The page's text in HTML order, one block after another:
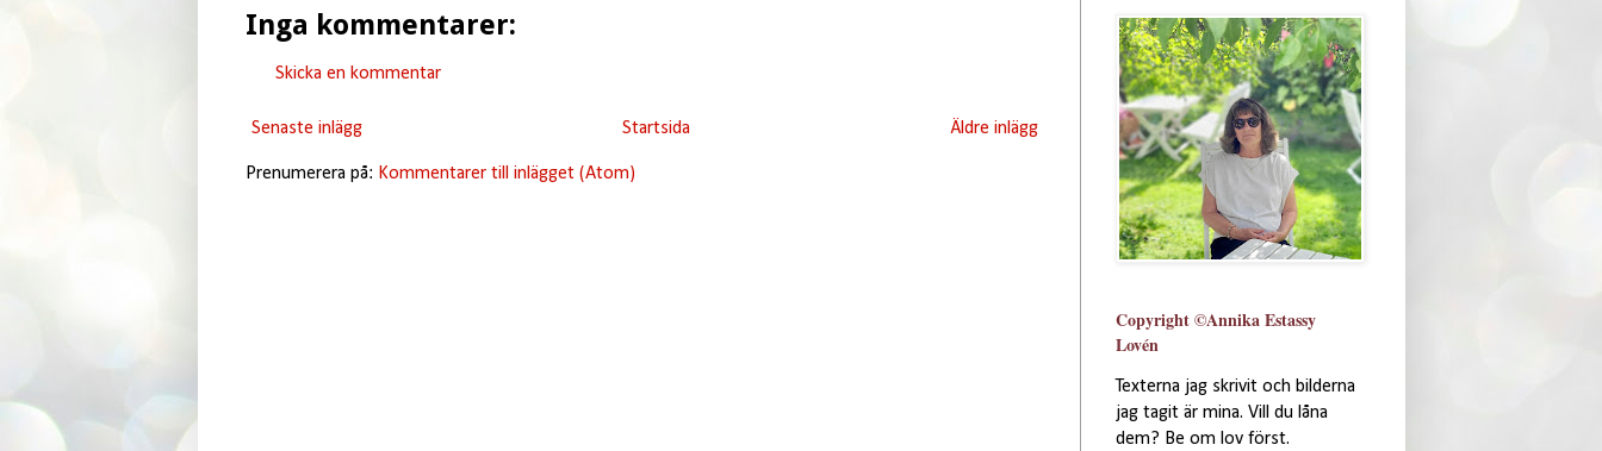
Inga kommentarer:
Skicka en kommentar
Senaste inlägg Äldre inlägg
Startsida
Prenumerera på: Kommentarer till inlägget (Atom)
Copyright ©Annika Estassy
Lovén
Texterna jag skrivit och bilderna
jag tagit är mina. Vill du låna
dem? Be om lov först.